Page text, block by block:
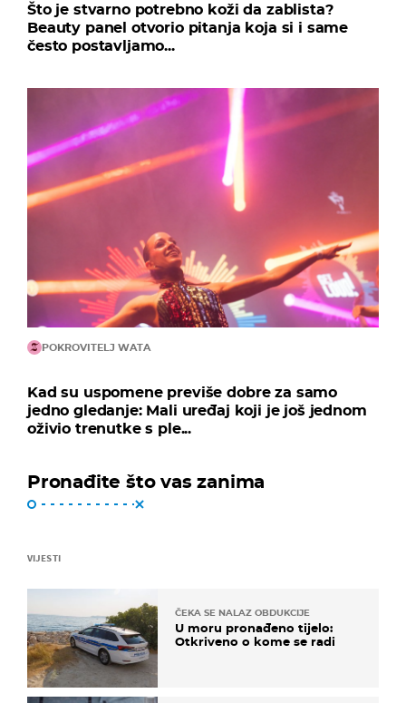
Što je stvarno potrebno koži da zablista?
Beauty panel otvorio pitanja koja si i same
često postavljamo...
POKROVITELJ WATA
Kad su uspomene previše dobre za samo
jedno gledanje: Mali uređaj koji je još jednom
oživio trenutke s ple...
Pronađite što vas zanima
VIJESTI
ČEKA SE NALAZ OBDUKCIJE
U moru pronađeno tijelo:
Otkriveno o kome se radi